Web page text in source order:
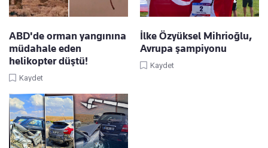
ABD'de orman yangınına
müdahale eden
helikopter düştü!
Kaydet
İlke Özyüksel Mihrioğlu,
Avrupa şampiyonu
Kaydet